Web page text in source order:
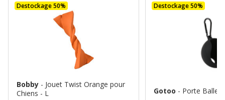
Destockage 50%
Bobby - Jouet Twist Orange pour
Chiens - L
Destockage 50%
Gotoo - Porte Balle